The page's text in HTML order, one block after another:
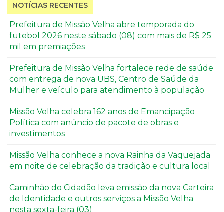
NOTÍCIAS RECENTES
Prefeitura de Missão Velha abre temporada do
futebol 2026 neste sábado (08) com mais de R$ 25
mil em premiações
Prefeitura de Missão Velha fortalece rede de saúde
com entrega de nova UBS, Centro de Saúde da
Mulher e veículo para atendimento à população
Missão Velha celebra 162 anos de Emancipação
Política com anúncio de pacote de obras e
investimentos
Missão Velha conhece a nova Rainha da Vaquejada
em noite de celebração da tradição e cultura local
Caminhão do Cidadão leva emissão da nova Carteira
de Identidade e outros serviços a Missão Velha
nesta sexta-feira (03)